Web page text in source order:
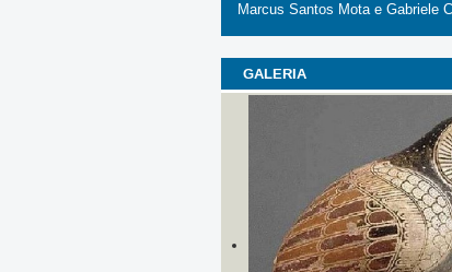
Marcus Santos Mota e Gabriele
GALERIA